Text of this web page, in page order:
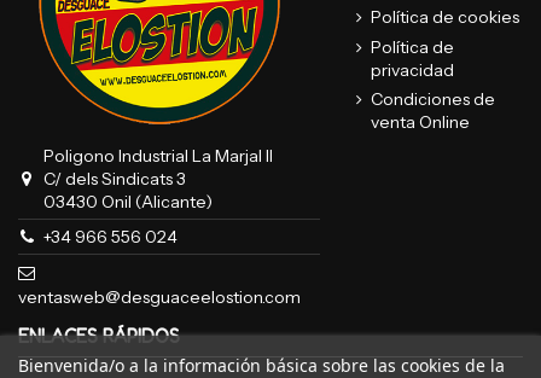
Poligono Industrial La Marjal II
C/ dels Sindicats 3
03430 Onil (Alicante)
+34 966 556 024
ventasweb@desguaceelostion.com
Política de cookies
Política de
privacidad
Condiciones de
venta Online
ENLACES RÁPIDOS
Bienvenida/o a la información básica sobre las cookies de la